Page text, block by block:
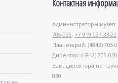
Контактная
Администраторы музея:
705-025, +7 919 037-33-22.
Планетарий: (4842) 705-
Директор: (4842) 705-020.
Зам. директора по
030.